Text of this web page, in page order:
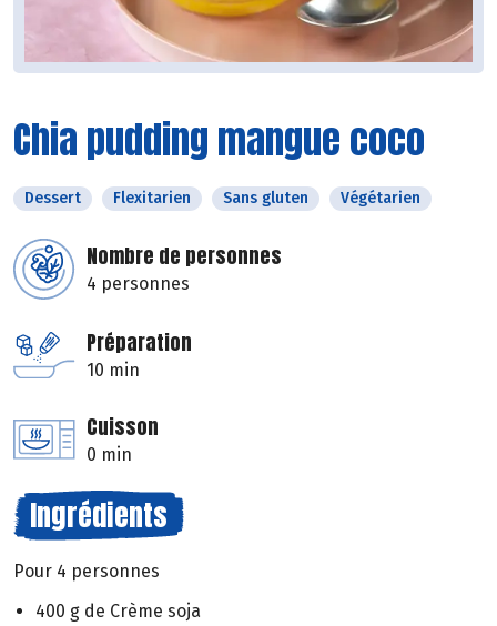
Chia pudding mangue coco
Dessert Flexitarien Sans gluten Végétarien
Nombre de personnes
4 personnes
Préparation
10 min
Cuisson
0 min
Ingrédients
Pour 4 personnes
400 g de Crème soja